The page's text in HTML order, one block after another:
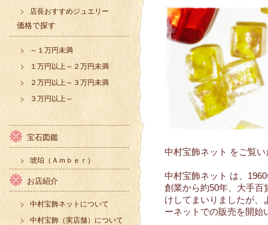
中村宝飾ネット をご覧
中村宝飾ネット は、
創業から約50年、大手百
けしてまいりましたが、
ーネットでの販売を開始
店長おすすめジュエリー
価格で探す
～１万円未満
１万円以上～２万円未満
２万円以上～３万円未満
３万円以上～
宝石図鑑
琥珀（Ａｍｂｅｒ）
お店紹介
中村宝飾ネットについて
中村宝飾（実店舗）について